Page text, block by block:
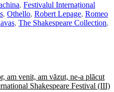
de
spectator
, Festivalul Internațional
, Othello, Robert Lepage, Romeo
, The Shakespeare Collection,
am venit, am văzut, ne-a plăcut
Shakespeare Festival (III)